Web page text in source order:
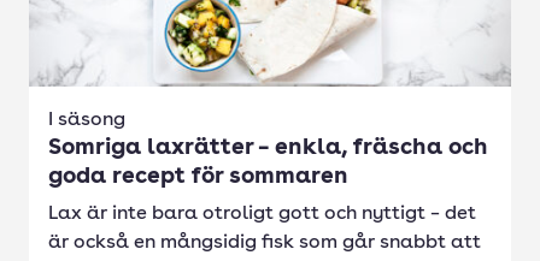
I säsong
Somriga laxrätter – enkla, fräscha och
goda recept för sommaren
Lax är inte bara otroligt gott och nyttigt – det
är också en mångsidig fisk som går snabbt att